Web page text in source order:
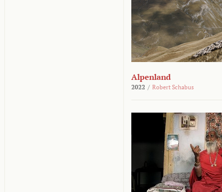
Alpenland
2022 / Robert Schabus